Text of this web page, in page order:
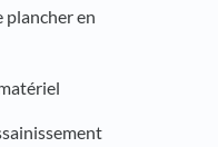
plancher en